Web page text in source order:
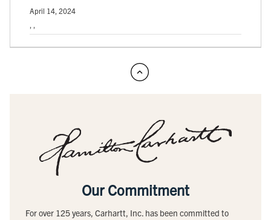
April 14, 2024
, ,
Our Commitment
For over 125 years, Carhartt, Inc. has been committed to